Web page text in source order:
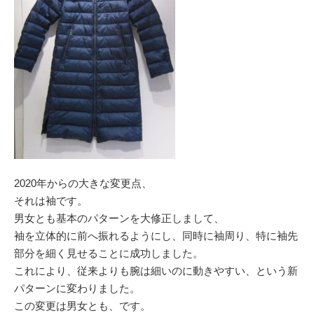
2020年からの大きな変更点、
それは袖です。
男女とも基本のパターンを大修正しまして、
袖を立体的に前へ振れるようにし、同時に袖周り、特に袖先
部分を細く見せることに成功しました。
これにより、従来よりも腕は細いのに動きやすい、という新
パターンに変わりました。
この変更は男女とも、です。